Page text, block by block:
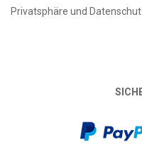
Privatsphäre und